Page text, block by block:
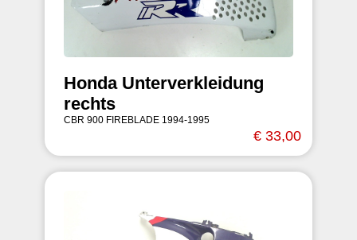
Honda Unterverkleidung
rechts
CBR 900 FIREBLADE 1994-1995
€ 33,00